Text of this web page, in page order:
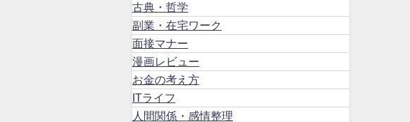
古典・哲学
副業・在宅ワーク
面接マナー
漫画レビュー
お金の考え方
ITライフ
人間関係・感情整理